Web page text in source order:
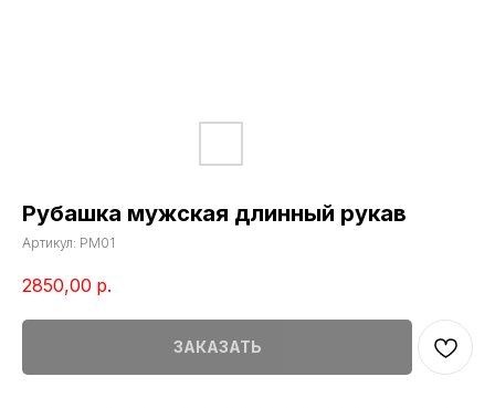
Рубашка мужская длинный рукав
Артикул: РМ01
2850,00 р.
ЗАКАЗАТЬ